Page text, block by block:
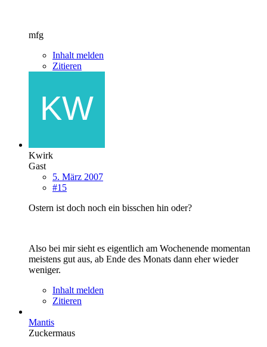
mfg
Inhalt melden
Zitieren
Kwirk
Gast
5. März 2007
#15
Ostern ist doch noch ein bisschen hin oder?
Also bei mir sieht es eigentlich am Wochenende momentan
meistens gut aus, ab Ende des Monats dann eher wieder
weniger.
Inhalt melden
Zitieren
Mantis
Zuckermaus